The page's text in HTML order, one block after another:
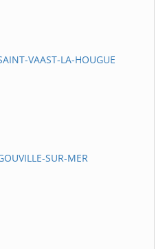
VAAST-LA-HOUGUE
SUR-MER